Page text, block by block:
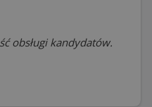
obsługi kandydatów.